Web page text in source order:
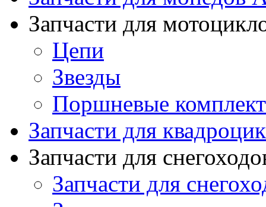
Запчасти для
Цепи
Звезды
Поршневые
Запчасти для
Запчасти для
Запчасти для